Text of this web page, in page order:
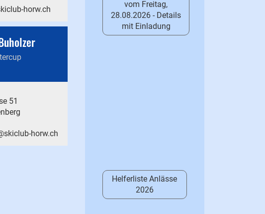
horw.ch
51
horw.ch
vom Freitag,
28.08.2026 - Details
mit Einladung
Helferliste Anlässe
2026